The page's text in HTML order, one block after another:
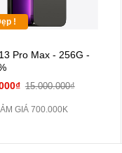
!
Pro Max - 256G -
15.000.000₫
GIÁ 700.000K